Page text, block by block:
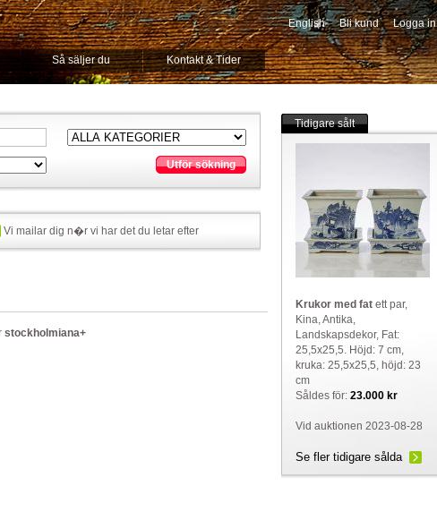
Så säljer du Kontakt & Tider
English Bli kund Logga in
-->
Utför sökning
Vi mailar dig n�r vi har det du letar efter
stockholmiana+
Tidigare sålt
Krukor med fatett par,
Kina, Antika,
Landskapsdekor, Fat:
25,5x25,5. Höjd: 7 cm,
kruka: 25,5x25,5, höjd: 23
cm
Såldes för: 23.000 kr
Vid auktionen 2023-08-28
Se fler tidigare sålda